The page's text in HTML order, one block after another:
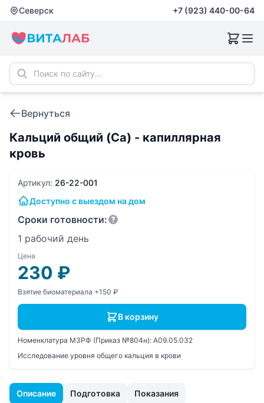
Северск +7 (923) 440-00-64
Вернуться
Кальций общий (Ca) - капиллярная
кровь
Описание Подготовка Показания
Артикул: 26-22-001
Доступно с выездом на дом
Сроки готовности:
1 рабочий день
Цена
230 ₽
Взятие биоматериала +150 ₽
В корзину
Номенклатура МЗРФ (Приказ №804н): A09.05.032
Исследование уровня общего кальция в крови